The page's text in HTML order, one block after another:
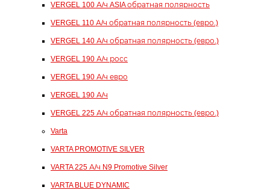
VERGEL 100 А/ч ASIA обратная полярность
VERGEL 110 А/ч обратная полярность (евро.)
VERGEL 140 А/ч обратная полярность (евро.)
VERGEL 190 А/ч росс
VERGEL 190 А/ч евро
VERGEL 190 А/ч
VERGEL 225 А/ч обратная полярность (евро.)
Varta
VARTA PROMOTIVE SILVER
VARTA 225 А/ч N9 Promotive Silver
VARTA BLUE DYNAMIC